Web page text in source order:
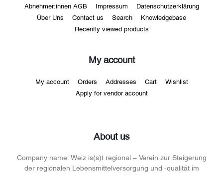
Abnehmer:innen AGB Impressum Datenschutzerklärung
Über Uns Contact us Search Knowledgebase
Recently viewed products
My account
My account Orders Addresses Cart Wishlist
Apply for vendor account
About us
Company name: Weiz is(s)t regional – Verein zur Steigerung
der regionalen Lebensmittelversorgung und -qualität im